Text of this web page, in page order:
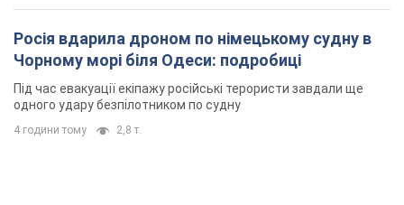
Росія вдарила дроном по німецькому судну в
Чорному морі біля Одеси: подробиці
Під час евакуації екіпажу російські терористи завдали ще
одного удару безпілотником по судну
4 години тому 2,8 т.